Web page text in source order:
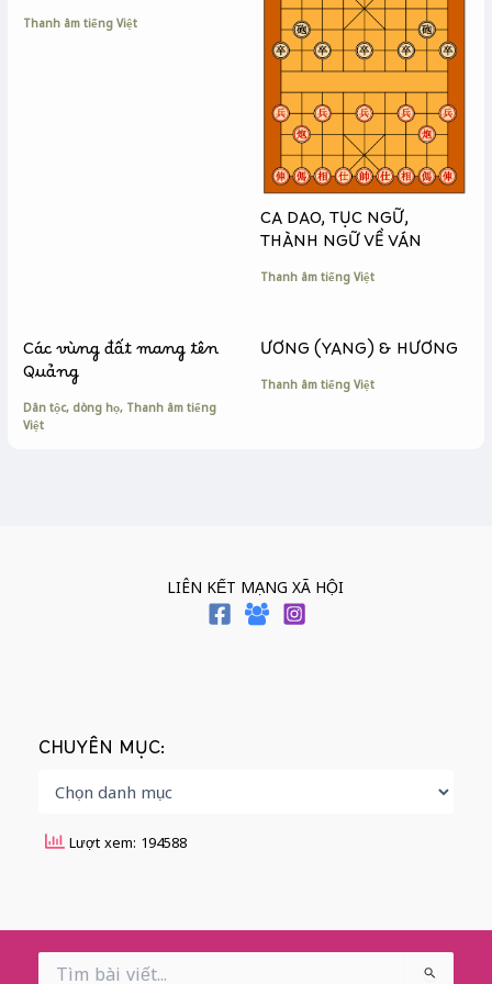
Thanh âm tiếng Việt
CA DAO, TỤC NGỮ,
THÀNH NGỮ VỀ VÁN
Thanh âm tiếng Việt
Các vùng đất mang tên
Quảng
Dân tộc, dòng họ, Thanh âm tiếng
Việt
ƯƠNG (YANG) & HƯƠNG
Thanh âm tiếng Việt
LIÊN KẾT MẠNG XÃ HỘI
CHUYÊN MỤC:
Lượt xem: 194588
Search